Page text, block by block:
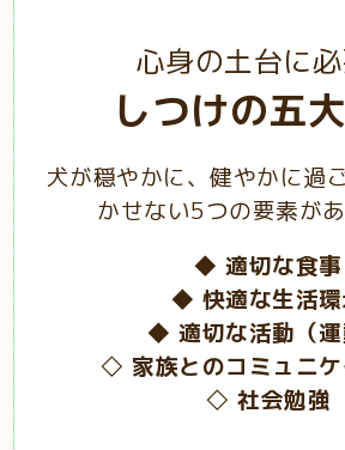
心身の土台に
しつけの五
犬が穏やかに、健やかに過
かせない5つの要素があ
◆ 適切な食事
◆ 快適な生活
◆ 適切な活動（運
◇ 家族とのコミュニケ
◇ 社会勉強